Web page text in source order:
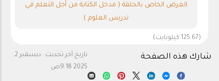
العرض الخاص بالحلقة ( مدخل الكتابة من أجل التعلم في
تدريس العلوم )
(125.67 كيلوبايت)
تاريخ آخر تحديث :
ديسمبر 2,
2025 9:18ص
شارك هذه الصفحة